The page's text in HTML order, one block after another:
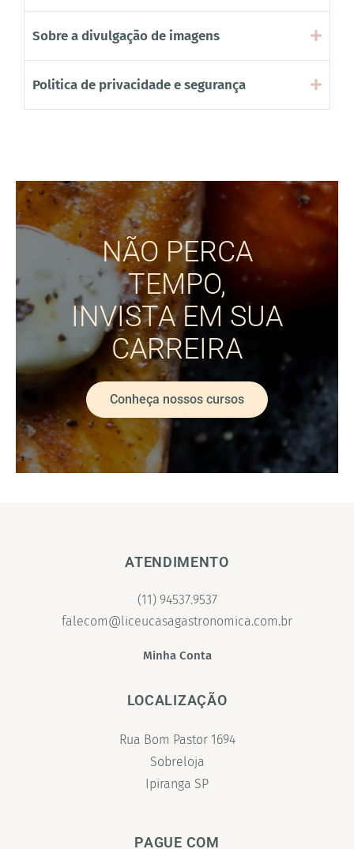
Sobre a divulgação de imagens
Politica de privacidade e segurança
NÃO PERCA
TEMPO,
INVISTA EM SUA
CARREIRA
Conheça nossos cursos
ATENDIMENTO
(11) 94537.9537
falecom@liceucasagastronomica.com.br
Minha Conta
LOCALIZAÇÃO
Rua Bom Pastor 1694
Sobreloja
Ipiranga SP
PAGUE COM